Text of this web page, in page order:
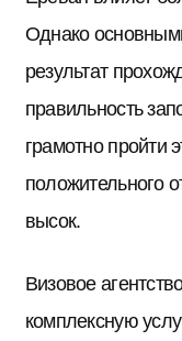
Однако
результат
правильность
грамотно пройти
положительного
высок.
Визовое
комплексную